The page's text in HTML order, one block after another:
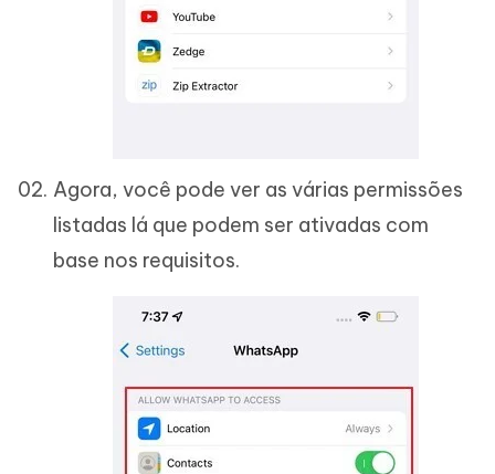
Agora, você pode ver as várias permissões
listadas lá que podem ser ativadas com
base nos requisitos.